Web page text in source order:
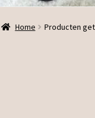
inhoud
Home Producten